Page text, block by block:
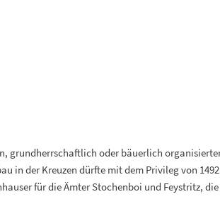
grundherrschaftlich oder bäuerlich
in der Kreuzen dürfte mit dem Privileg von
für die Ämter Stochenboi und Feystritz,